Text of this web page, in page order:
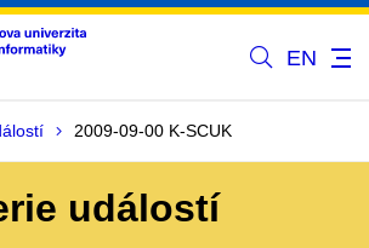
EN
2009-09-00 K-SCUK
událostí